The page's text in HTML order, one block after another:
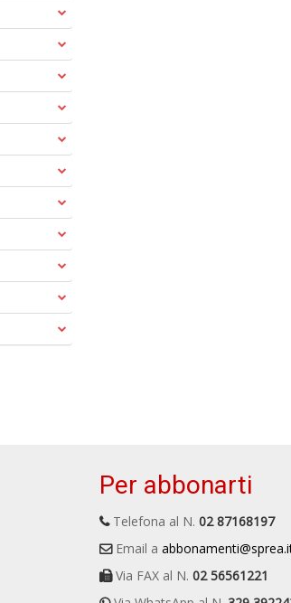
Per abbonarti
Telefona al N. 02 87168197
Email a
Via FAX al N. 02 56561221